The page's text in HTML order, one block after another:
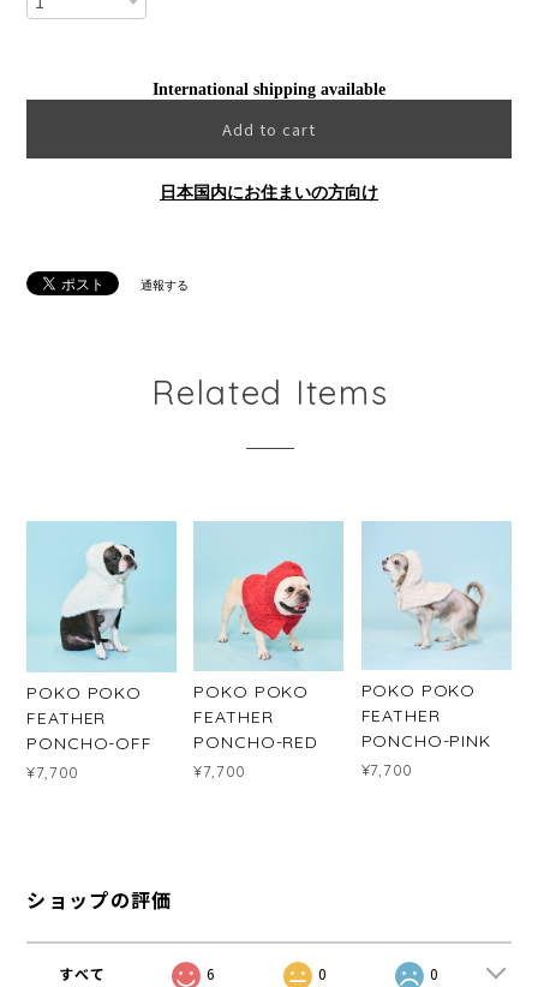
International shipping available
Add to cart
日本国内にお住まいの方向け
通報する
Related Items
POKO POKO
FEATHER
PONCHO-OFF
¥7,700
POKO POKO
FEATHER
PONCHO-RED
¥7,700
POKO POKO
FEATHER
PONCHO-PINK
¥7,700
ショップの評価
すべて 6 0 0